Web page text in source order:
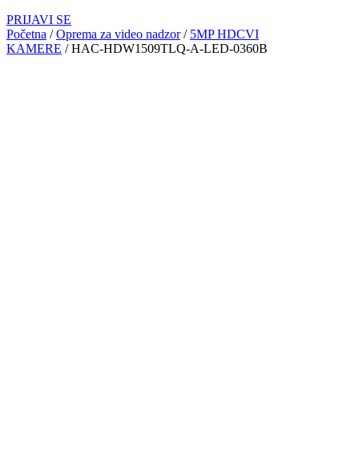
PRIJAVI SE
Početna /Oprema za video nadzor/ 5MP HDCVI
KAMERE / HAC-HDW1509TLQ-A-LED-0360B